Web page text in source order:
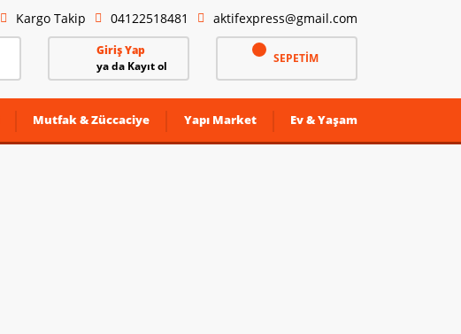
Kargo Takip 04122518481 aktifexpress@gmail.com
Giriş Yap
ya da Kayıt ol
SEPETİM
Mutfak & Züccaciye Yapı Market Ev & Yaşam